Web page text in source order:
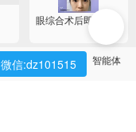
眼综合术后即刻效果
微信:dz101515